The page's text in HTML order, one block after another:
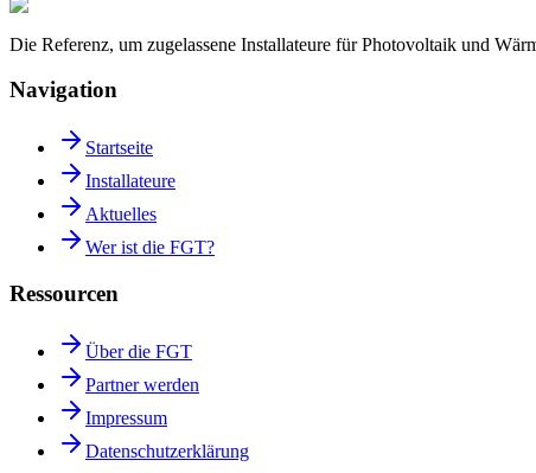
Die Referenz, um zugelassene Installateure für Photovoltaik und
Navigation
Startseite
Installateure
Aktuelles
Wer ist die FGT?
Ressourcen
Über die FGT
Partner werden
Impressum
Datenschutzerklärung